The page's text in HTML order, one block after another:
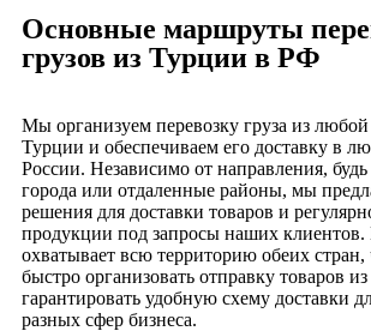
Основные маршруты
грузов из Турции в РФ
Мы организуем перевозку груза из
Турции и обеспечиваем его доставку в
России. Независимо от направления,
города или отдаленные районы, мы
решения для доставки товаров и
продукции под запросы наших клиентов.
охватывает всю территорию обеих стран,
быстро организовать отправку товаров
гарантировать удобную схему доставки
разных сфер бизнеса.